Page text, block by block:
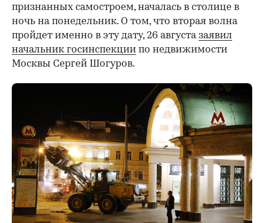
признанных самостроем, началась в столице в
ночь на понедельник. О том, что вторая волна
пройдет именно в эту дату, 26 августазаявил
начальник госинспекции по недвижимости
Москвы Сергей Шогуров.